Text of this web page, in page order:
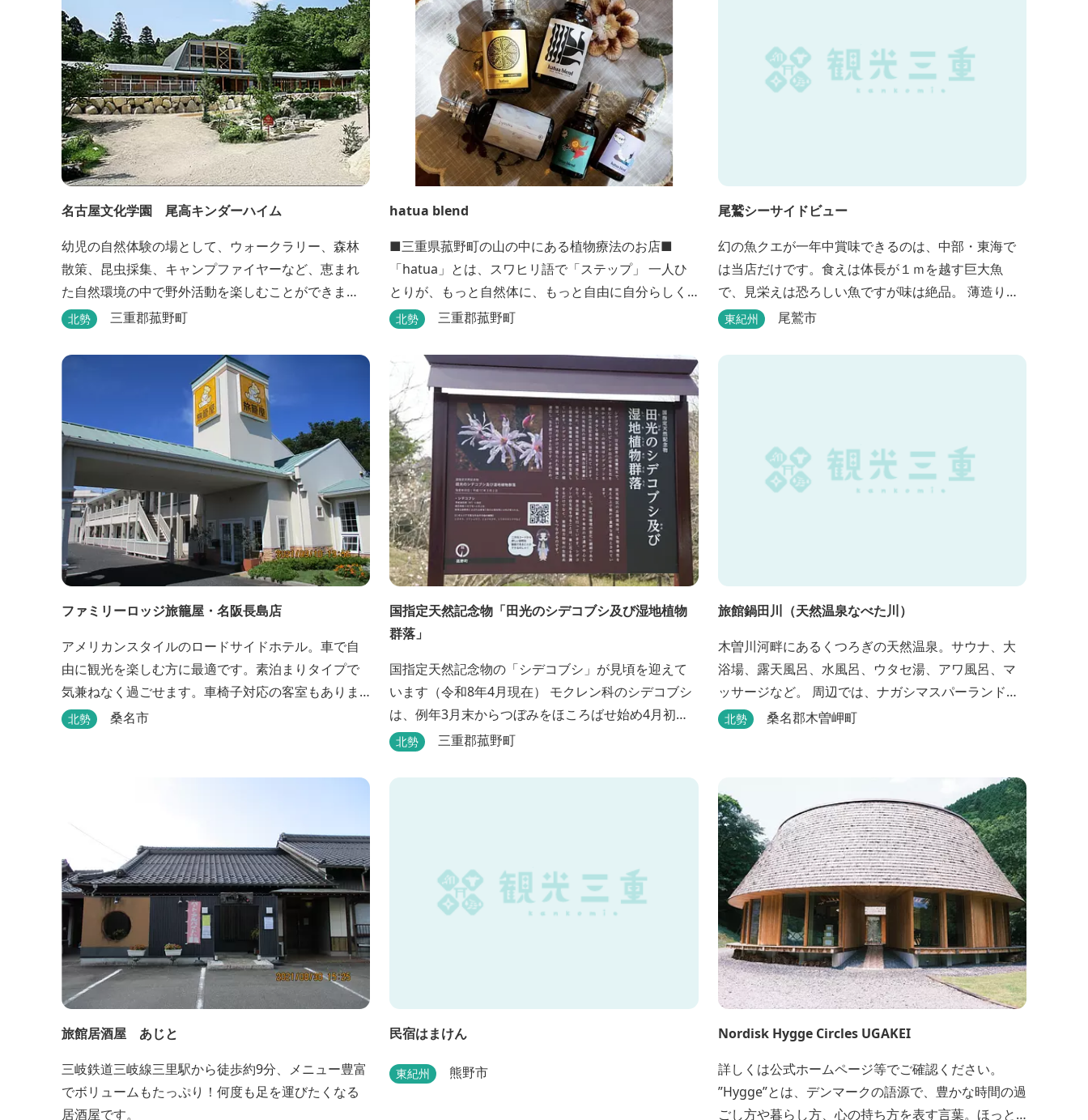
名古屋文化学園 尾高キンダーハイム
幼児の自然体験の場として、ウォークラリー、森林
散策、昆虫採集、キャンプファイヤーなど、恵まれ
た自然環境の中で野外活動を楽しむことができま
す。
北勢 三重郡菰野町
hatua blend
■三重県菰野町の山の中にある植物療法のお店■
「hatua」とは、スワヒリ語で「ステップ」 一人ひ
とりが、もっと自然体に、もっと自由に自分らしく
歩いていけるように その一歩を植物の力でサポート
よもぎ蒸しやアロマの調合、季節の養生講座、アロ
マ講座、腸活講座、ワークショップ、イベント出店
植物を通して身体と心を整えよう！をテーマに...
北勢 三重郡菰野町
尾鷲シーサイドビュー
幻の魚クエが一年中賞味できるのは、中部・東海で
は当店だけです。食えは体長が１ｍを越す巨大魚
で、見栄えは恐ろしい魚ですが味は絶品。 薄造り、
鍋、雑炊などクエ尽くしの料理は人気があります。
者には船での無料遊覧サービス（１時間）を行ない
東紀州 尾鷲市
ファミリーロッジ旅籠屋・名阪長島店
アメリカンスタイルのロードサイドホテル。車で自
由に観光を楽しむ方に最適です。素泊まりタイプで
気兼ねなく過ごせます。車椅子対応の客室もありま
す。
北勢 桑名市
国指定天然記念物「田光のシデコブシ及び湿地植物
群落」
国指定天然記念物の「シデコブシ」が見頃を迎えて
います（令和8年4月現在） モクレン科のシデコブシ
は、例年3月末からつぼみをほころばせ始め4月初旬
に見頃を迎える日本固有の花です。 伊勢湾周辺の狭
べ市、菰野町、四日市市などの北勢地方に見られ こ
北勢 三重郡菰野町
旅館鍋田川（天然温泉なべた川）
木曽川河畔にあるくつろぎの天然温泉。サウナ、大
浴場、露天風呂、水風呂、ウタセ湯、アワ風呂、マ
ッサージなど。 周辺では、ナガシマスパーランド、
国営木曽三川公園が楽しめます。（車で２０分）
北勢 桑名郡木曽岬町
旅館居酒屋 あじと
三岐鉄道三岐線三里駅から徒歩約9分、メニュー豊富
でボリュームもたっぷり！何度も足を運びたくなる
居酒屋です。
民宿はまけん
東紀州 熊野市
Nordisk Hygge Circles UGAKEI
詳しくは公式ホームページ等でご確認ください。
”Hygge”とは、デンマークの語源で、豊かな時間の過
ごし方や暮らし方、心の持ち方を表す言葉。ほっと